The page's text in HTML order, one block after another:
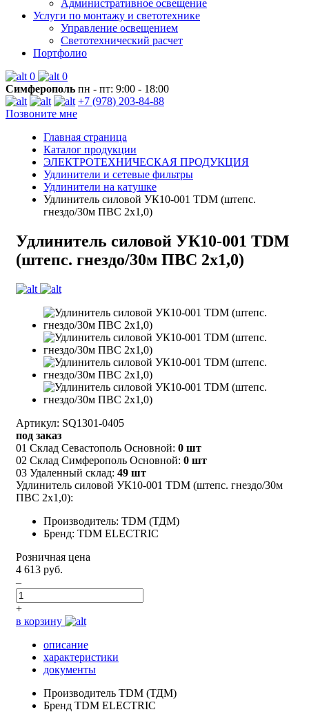
Административное освещение
Услуги по монтажу и светотехнике
Управление освещением
Светотехнический расчет
Портфолио
0
0
Симферополь пн - пт: 9:00 - 18:00
+7 (978) 203-84-88
Позвоните мне
Главная страница
Каталог продукции
ЭЛЕКТРОТЕХНИЧЕСКАЯ ПРОДУКЦИЯ
Удлинители и сетевые фильтры
Удлинители на катушке
Удлинитель силовой УК10-001 TDM (штепс.
гнездо/30м ПВС 2х1,0)
Удлинитель силовой УК10-001 TDM
(штепс. гнездо/30м ПВС 2х1,0)
Артикул: SQ1301-0405
под заказ
01 Склад Севастополь Основной: 0 шт
02 Склад Симферополь Основной: 0 шт
03 Удаленный склад: 49 шт
Удлинитель силовой УК10-001 TDM (штепс. гнездо/30м
ПВС 2х1,0):
Производитель: TDM (ТДМ)
Бренд: TDM ELECTRIC
Розничная цена
4 613 руб.
–
+
в корзину
описание
характеристики
документы
Производитель TDM (ТДМ)
Бренд TDM ELECTRIC